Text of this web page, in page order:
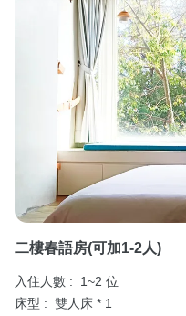
二樓春語房(可加1-2人)
入住人數 :
1~2 位
床型 : 雙人床 * 1